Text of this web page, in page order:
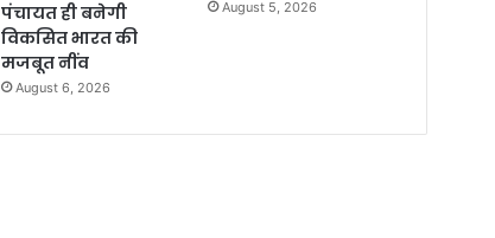
पंचायत ही बनेगी
विकसित भारत की
मजबूत नींव
August 6, 2026
August 5, 2026